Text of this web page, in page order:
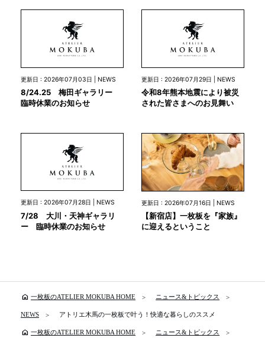
更新日 : 2026年07月03日 | NEWS
8/24.25 梅田ギャラリー
臨時休業のお知らせ
更新日 : 2026年07月29日 | NEWS
令和8年熊本地震により被災
された皆さまへのお見舞い
更新日 : 2026年07月28日 | NEWS
7/28 大川・天神ギャラリ
ー 臨時休業のお知らせ
更新日 : 2026年07月16日 | NEWS
【新宿店】一枚板を『家族』
に迎えるということ
home 一枚板のATELIER MOKUBA HOME ニュース&トピックス
NEWS アトリエ木馬の一枚板で叶う！快適な暮らしのススメ
home 一枚板のATELIER MOKUBA HOME ニュース&トピックス